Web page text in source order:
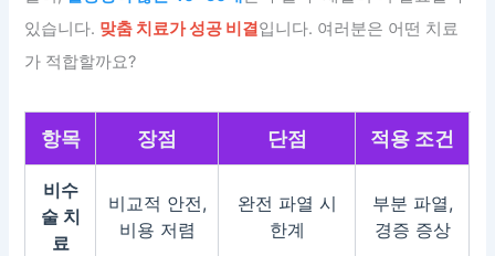
있습니다. 맞춤 치료가 성공 비결입니다. 여러분은 어떤 치료
가 적합할까요?
항목 장점 단점 적용 조건
비수
술 치
료
비교적 안전,
비용 저렴
완전 파열 시
한계
부분 파열,
경증 증상